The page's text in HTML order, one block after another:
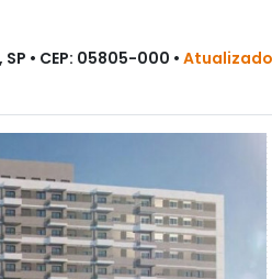
• CEP: 05805-000 •